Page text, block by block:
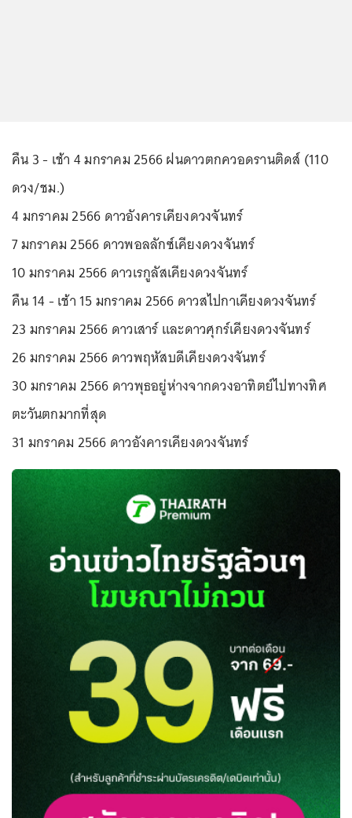
คืน 3 - เช้า 4 มกราคม 2566 ฝนดาวตกควอดรานติดส์ (110
ดวง/ชม.)
4 มกราคม 2566 ดาวอังคารเคียงดวงจันทร์
7 มกราคม 2566 ดาวพอลลักซ์เคียงดวงจันทร์
10 มกราคม 2566 ดาวเรกูลัสเคียงดวงจันทร์
คืน 14 - เช้า 15 มกราคม 2566 ดาวสไปกาเคียงดวงจันทร์
23 มกราคม 2566 ดาวเสาร์ และดาวศุกร์เคียงดวงจันทร์
26 มกราคม 2566 ดาวพฤหัสบดีเคียงดวงจันทร์
30 มกราคม 2566 ดาวพุธอยู่ห่างจากดวงอาทิตย์ไปทางทิศ
ตะวันตกมากที่สุด
31 มกราคม 2566 ดาวอังคารเคียงดวงจันทร์